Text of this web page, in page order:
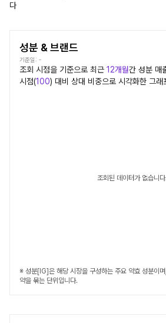
다
성분 & 브랜드
기준일: -
조회 시점을 기준으로 최근 12개월간 성분 매
시점(100) 대비 상대 비중으로 시각화한 그래
조회된 데이터가 없습니
※ 성분[IG]은 해당 시장을 구성하는 주요 약효 성분이
약을 묶는 단위입니다.